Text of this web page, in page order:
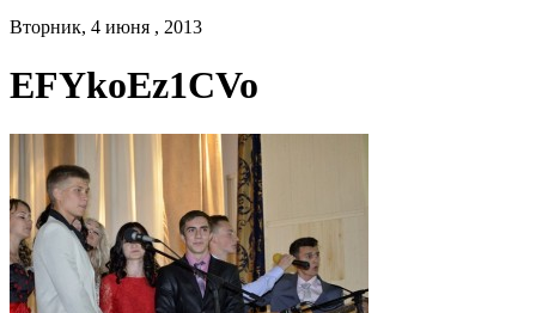
Вторник, 4 июня , 2013
EFYkoEz1CVo